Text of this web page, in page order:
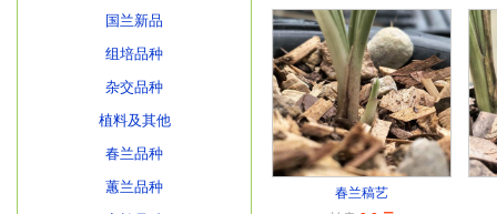
国兰新品
组培品种
杂交品种
植料及其他
春兰品种
蕙兰品种
春兰稿艺